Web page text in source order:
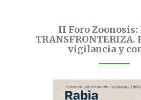
II Foro Zoonosis:
TRANSFRONTERIZA.
vigilancia y